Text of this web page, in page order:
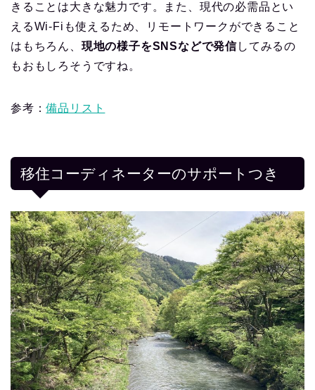
きることは大きな魅力です。また、現代の必需品とい
えるWi-Fiも使えるため、リモートワークができること
はもちろん、 現地の様子をSNSなどで発信してみるの
もおもしろそうですね。
参考：備品リスト
移住コーディネーターのサポートつき